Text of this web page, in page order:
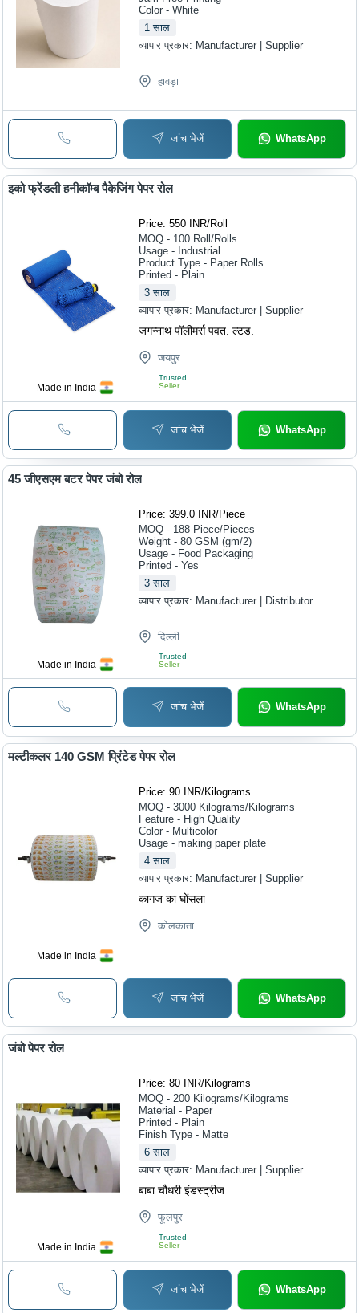
Color - White
1 साल
व्यापार प्रकार: Manufacturer | Supplier
हावड़ा
जांच भेजें WhatsApp
Made in India
इको फ्रेंडली हनीकॉम्ब पैकेजिंग पेपर रोल
Price: 550 INR/Roll
MOQ - 100 Roll/Rolls
Usage - Industrial
Product Type - Paper Rolls
Printed - Plain
3 साल
व्यापार प्रकार: Manufacturer | Supplier
जगन्नाथ पॉलीमर्स पवत. ल्टड.
जयपुर
Trusted
Seller
जांच भेजें WhatsApp
Made in India
45 जीएसएम बटर पेपर जंबो रोल
Price: 399.0 INR/Piece
MOQ - 188 Piece/Pieces
Weight - 80 GSM (gm/2)
Usage - Food Packaging
Printed - Yes
3 साल
व्यापार प्रकार: Manufacturer | Distributor
दिल्ली
Trusted
Seller
जांच भेजें WhatsApp
Made in India
मल्टीकलर 140 GSM प्रिंटेड पेपर रोल
Price: 90 INR/Kilograms
MOQ - 3000 Kilograms/Kilograms
Feature - High Quality
Color - Multicolor
Usage - making paper plate
4 साल
व्यापार प्रकार: Manufacturer | Supplier
कागज का घोंसला
कोलकाता
जांच भेजें WhatsApp
Made in India
जंबो पेपर रोल
Price: 80 INR/Kilograms
MOQ - 200 Kilograms/Kilograms
Material - Paper
Printed - Plain
Finish Type - Matte
6 साल
व्यापार प्रकार: Manufacturer | Supplier
बाबा चौधरी इंडस्ट्रीज
फूलपुर
Trusted
Seller
जांच भेजें WhatsApp